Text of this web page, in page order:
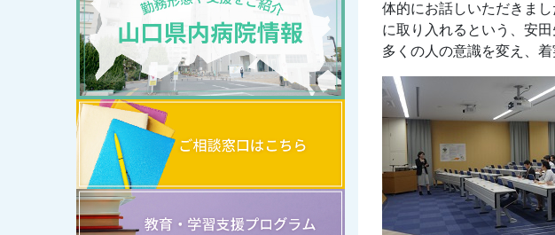
体的にお話しいただきま
に取り入れるという、安
多くの人の意識を変え、